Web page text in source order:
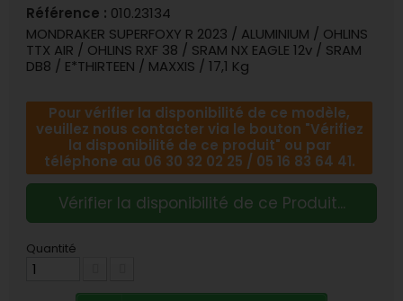
Référence : 010.23134
MONDRAKER SUPERFOXY R 2023 / ALUMINIUM / OHLINS
TTX AIR / OHLINS RXF 38 / SRAM NX EAGLE 12v / SRAM
DB8 / E*THIRTEEN / MAXXIS / 17,1 Kg
Pour vérifier la disponibilité de ce modèle,
veuillez nous contacter via le bouton "Vérifiez
la disponibilité de ce produit" ou par
téléphone au 06 30 32 02 25 / 05 16 83 64 41.
Vérifier la disponibilité de ce Produit...
Quantité